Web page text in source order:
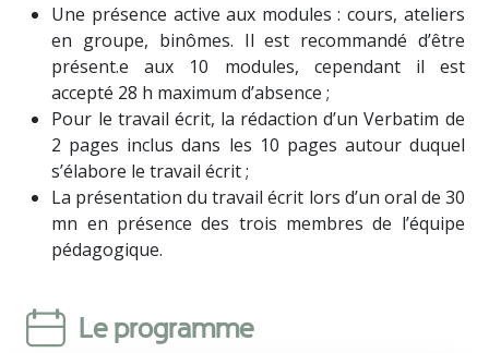
Une présence active aux modules : cours, ateliers
en groupe, binômes. Il est recommandé d’être
présent.e aux 10 modules, cependant il est
accepté 28 h maximum d’absence ;
Pour le travail écrit, la rédaction d’un Verbatim de
2 pages inclus dans les 10 pages autour duquel
s’élabore le travail écrit ;
La présentation du travail écrit lors d’un oral de 30
mn en présence des trois membres de l’équipe
pédagogique.
Le programme